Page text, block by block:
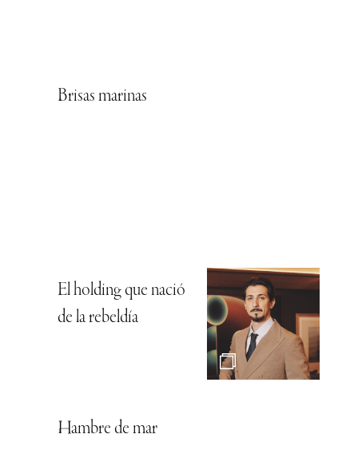
Brisas marinas
El holding que nació
de la rebeldía
Hambre de mar